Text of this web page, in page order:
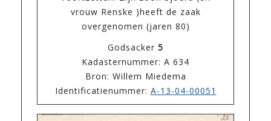
vrouw Renske )heeft de zaak
overgenomen (jaren 80)
Godsacker 5
Kadasternummer: A 634
Bron: Willem Miedema
Identificatienummer: A-13-04-00051